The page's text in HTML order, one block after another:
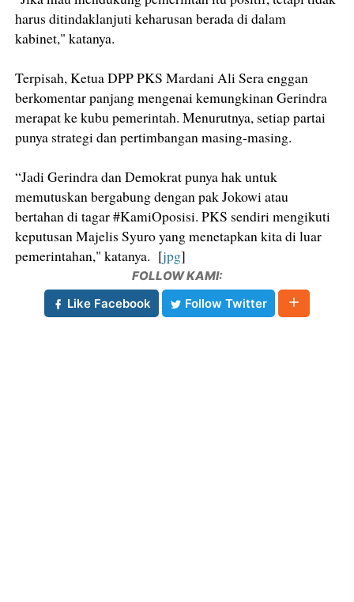
harus ditindaklanjuti keharusan berada di dalam
kabinet," katanya.
Terpisah, Ketua DPP PKS Mardani Ali Sera enggan
berkomentar panjang mengenai kemungkinan Gerindra
merapat ke kubu pemerintah. Menurutnya, setiap partai
punya strategi dan pertimbangan masing-masing.
“Jadi Gerindra dan Demokrat punya hak untuk
memutuskan bergabung dengan pak Jokowi atau
bertahan di tagar #KamiOposisi. PKS sendiri mengikuti
keputusan Majelis Syuro yang menetapkan kita di luar
pemerintahan," katanya. [jpg]
FOLLOW KAMI:
Like Facebook
Follow Twitter